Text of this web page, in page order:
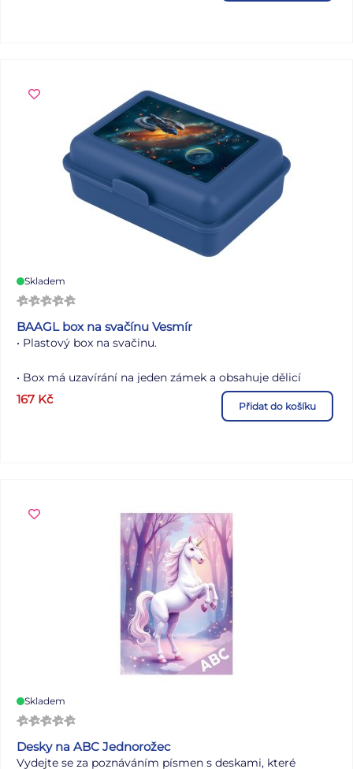
Skladem
BAAGL box na svačínu Vesmír
• Plastový box na svačinu.
• Box má uzavírání na jeden zámek a obsahuje dělicí
přepážku.
167 Kč Přidat do košíku
Skladem
Desky na ABC Jednorožec
Vydejte se za poznáváním písmen s deskami, které